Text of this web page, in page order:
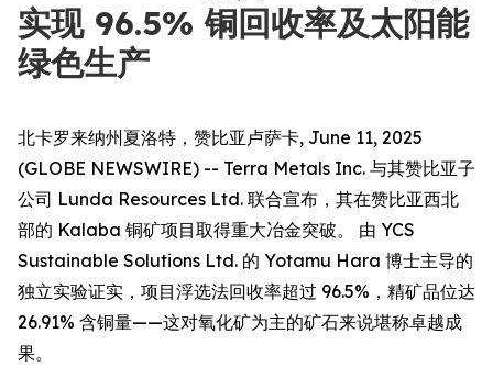
实现 96.5% 铜回收率及太阳能
绿色生产
北卡罗来纳州夏洛特，赞比亚卢萨卡, June 11, 2025
(GLOBE NEWSWIRE) -- Terra Metals Inc. 与其赞比亚子
公司 Lunda Resources Ltd. 联合宣布，其在赞比亚西北
部的 Kalaba 铜矿项目取得重大冶金突破。 由 YCS
Sustainable Solutions Ltd. 的 Yotamu Hara 博士主导的
独立实验证实，项目浮选法回收率超过 96.5%，精矿品位达
26.91% 含铜量——这对氧化矿为主的矿石来说堪称卓越成
果。